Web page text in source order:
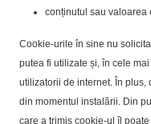
conținutul sau valoarea
Cookie-urile în sine nu
putea fi utilizate și, în cele
utilizatorii de internet. În plus,
din momentul instalării. Din
care a trimis cookie-ul îl